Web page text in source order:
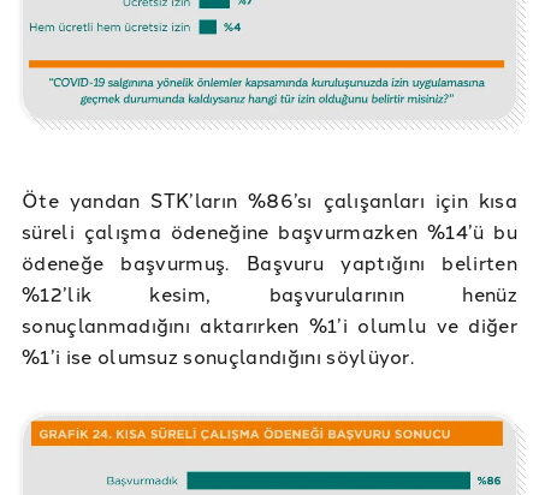
Öte yandan STK’ların %86’sı çalışanları için kısa
süreli çalışma ödeneğine başvurmazken %14’ü bu
ödeneğe başvurmuş. Başvuru yaptığını belirten
%12’lik kesim, başvurularının henüz
sonuçlanmadığını aktarırken %1’i olumlu ve diğer
%1’i ise olumsuz sonuçlandığını söylüyor.